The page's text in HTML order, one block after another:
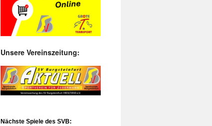
Unsere Vereinszeitung:
Nächste Spiele des SVB: